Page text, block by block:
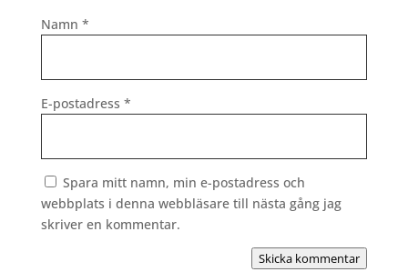
Namn *
E-postadress *
Spara mitt namn, min e-postadress och
webbplats i denna webbläsare till nästa gång jag
skriver en kommentar.
Skicka kommentar